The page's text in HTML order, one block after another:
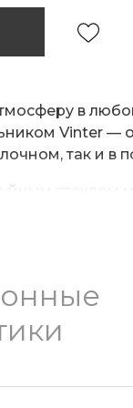
в
Vinter —
так и в
стеклом
а
уютного
этот